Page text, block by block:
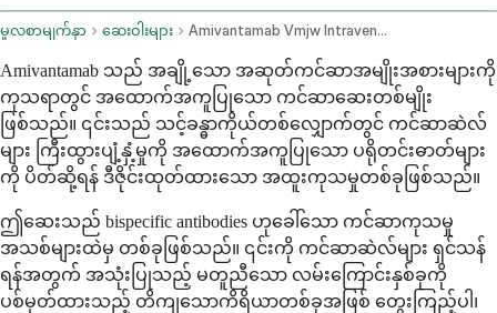
မူလစာမျက်နှာ ဆေးဝါးများ Amivantamab Vmjw Intravenous Route
Amivantamab သည် အချို့သော အဆုတ်ကင်ဆာအမျိုးအစားများကို
ကုသရာတွင် အထောက်အကူပြုသော ကင်ဆာဆေးတစ်မျိုး
ဖြစ်သည်။ ၎င်းသည် သင့်ခန္ဓာကိုယ်တစ်လျှောက်တွင် ကင်ဆာဆဲလ်
များ ကြီးထွားပျံ့နှံ့မှုကို အထောက်အကူပြုသော ပရိုတင်းဓာတ်များ
ကို ပိတ်ဆို့ရန် ဒီဇိုင်းထုတ်ထားသော အထူးကုသမှုတစ်ခုဖြစ်သည်။
ဤဆေးသည် bispecific antibodies ဟုခေါ်သော ကင်ဆာကုသမှု
အသစ်များထဲမှ တစ်ခုဖြစ်သည်။ ၎င်းကို ကင်ဆာဆဲလ်များ ရှင်သန်
ရန်အတွက် အသုံးပြုသည့် မတူညီသော လမ်းကြောင်းနှစ်ခုကို
ပစ်မှတ်ထားသည့် တိကျသောကိရိယာတစ်ခုအဖြစ် တွေးကြည့်ပါ၊